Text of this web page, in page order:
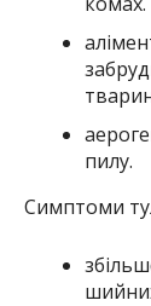
пилу.
Симптоми